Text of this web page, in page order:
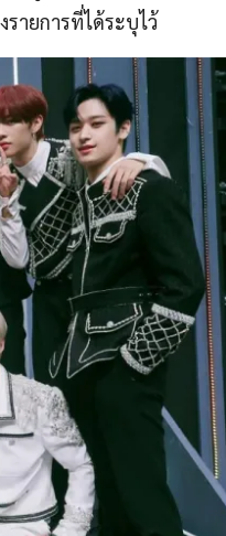
ายการที่ได้ระบุไว้